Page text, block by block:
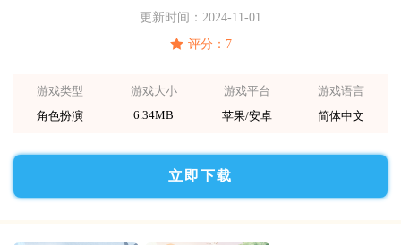
更新时间：2024-11-01
评分：7
游戏类型
角色扮演
游戏大小
6.34MB
游戏平台
苹果/安卓
游戏语言
简体中文
立即下载